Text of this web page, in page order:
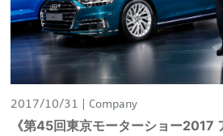
2017/10/31 Company
《第45回東京モーターショー2017